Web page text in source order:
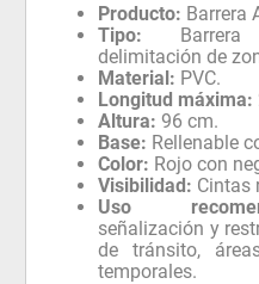
Producto: Barrera
Tipo: Barrera
delimitación de
Material: PVC.
Longitud máxima:
Altura: 96 cm.
Base: Rellenable
Color: Rojo con
Visibilidad: Cintas
Uso
señalización y
de tránsito,
temporales.